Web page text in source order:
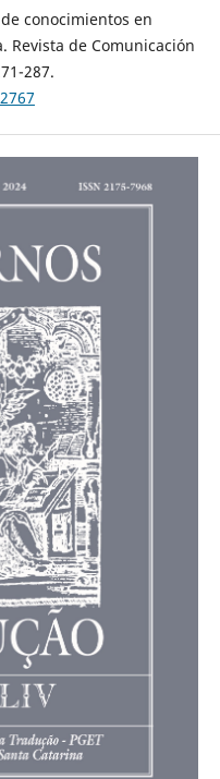
conocimientos en
Revista de Comunicación
287.